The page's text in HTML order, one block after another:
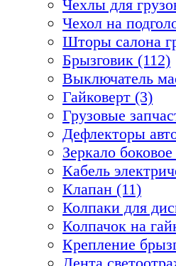
Чехлы для
Чехол на
Шторы салона
Брызговик (112)
Выключатель
Гайковерт (3)
Грузовые
Дефлекторы
Зеркало
Кабель
Клапан (11)
Колпаки для
Колпачок на
Крепление